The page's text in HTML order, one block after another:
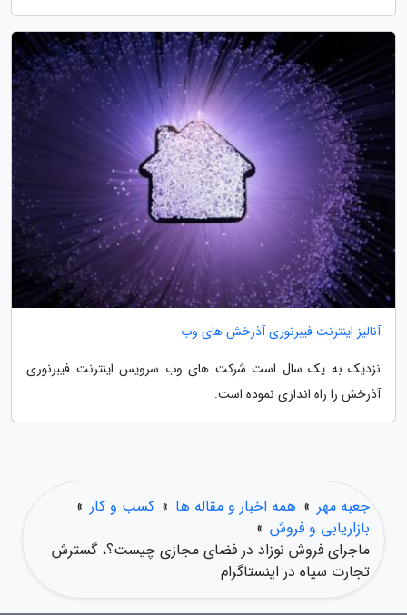
آنالیز اینترنت فیبرنوری آذرخش های وب
نزدیک به یک سال است شرکت های وب سرویس اینترنت فیبرنوری
آذرخش را راه اندازی نموده است.
جعبه مهر » همه اخبار و مقاله ها » کسب و کار »
بازاریابی و فروش »
ماجرای فروش نوزاد در فضای مجازی چیست؟، گسترش
تجارت سیاه در اینستاگرام